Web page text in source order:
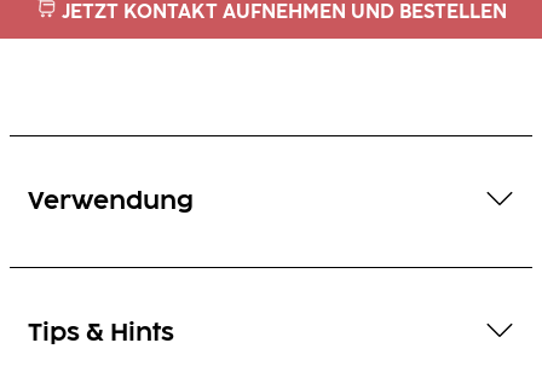
JETZT KONTAKT AUFNEHMEN UND BESTELLEN
Verwendung
Tips & Hints